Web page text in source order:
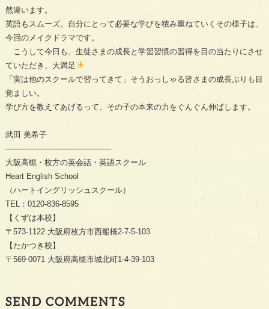
然違います。
英語もスムーズ。自分にとって必要な学びを積み重ねていくその様子は、
今回のメイクドラマです。
こうして今日も、生徒さまの成長と学習習慣の習得を目の当たりにさせ
ていただき、大満足
「実は他のスクールで習ってきて」そうおっしゃる皆さまの成長ぶりも目
覚ましい。
学び方を教えてあげるって、その子の本来の力をぐんぐん伸ばします。
武田 美希子
—————————————–
大阪高槻・枚方の英会話・英語スクール
Heart English School
（ハートイングリッシュスクール）
TEL：0120-836-8595
【くずは本校】
〒573-1122 大阪府枚方市西船橋2-7-5-103
【たかつき校】
〒569-0071 大阪府高槻市城北町1-4-39-103
SEND COMMENTS